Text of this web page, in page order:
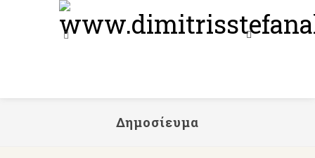
Δημοσίευμα